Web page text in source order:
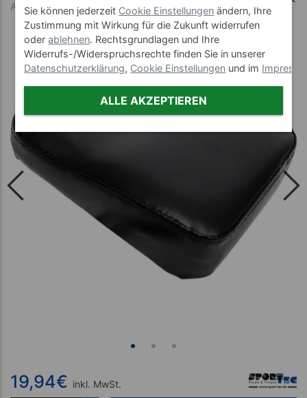
Art-Nr. 03857
19,94€ inkl. MwSt.
Sie können jederzeit Cookie Einstellungen ändern, Ihre
Zustimmung mit Wirkung für die Zukunft widerrufen
oderablehnen. Rechtsgrundlagen und Ihre
Widerrufs-/Widerspruchsrechte finden Sie in unserer
Datenschutzerklärung, Cookie Einstellungen und im
ALLE AKZEPTIEREN